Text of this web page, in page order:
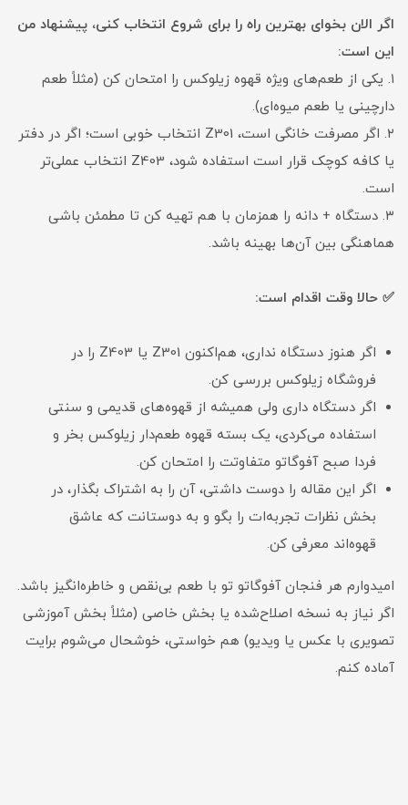
اگر الان بخوای بهترین راه را برای شروع انتخاب کنی، پیشنهاد من
این است:
۱. یکی از طعم‌های ویژه قهوه زیلوکس را امتحان کن (مثلاً طعم
دارچینی یا طعم میوه‌ای).
۲. اگر مصرفت خانگی است، Z301 انتخاب خوبی است؛ اگر در دفتر
یا کافه کوچک قرار است استفاده شود، Z403 انتخاب عملی‌تر
است.
۳. دستگاه + دانه را همزمان با هم تهیه کن تا مطمئن باشی
هماهنگی بین آن‌ها بهینه باشد.
✅ حالا وقت اقدام است:
اگر هنوز دستگاه نداری، هم‌اکنون Z301 یا Z403 را در
فروشگاه زیلوکس بررسی کن.
اگر دستگاه داری ولی همیشه از قهوه‌های قدیمی و سنتی
استفاده می‌کردی، یک بسته قهوه طعم‌دار زیلوکس بخر و
فردا صبح آفوگاتو متفاوتت را امتحان کن.
اگر این مقاله را دوست داشتی، آن را به اشتراک بگذار، در
بخش نظرات تجربه‌ات را بگو و به دوستانت که عاشق
قهوه‌اند معرفی کن.
امیدوارم هر فنجان آفوگاتو تو با طعم بی‌نقص و خاطره‌انگیز باشد.
اگر نیاز به نسخه اصلاح‌شده یا بخش خاصی (مثلاً بخش آموزشی
تصویری با عکس یا ویدیو) هم خواستی، خوشحال می‌شوم برایت
آماده کنم.